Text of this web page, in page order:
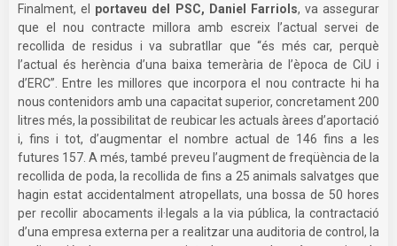
Finalment, el portaveu del PSC, Daniel Farriols, va assegurar
que el nou contracte millora amb escreix l’actual servei de
recollida de residus i va subratllar que “és més car, perquè
l’actual és herència d’una baixa temerària de l’època de CiU i
d’ERC”. Entre les millores que incorpora el nou contracte hi ha
nous contenidors amb una capacitat superior, concretament 200
litres més, la possibilitat de reubicar les actuals àrees d’aportació
i, fins i tot, d’augmentar el nombre actual de 146 fins a les
futures 157. A més, també preveu l’augment de freqüència de la
recollida de poda, la recollida de fins a 25 animals salvatges que
hagin estat accidentalment atropellats, una bossa de 50 hores
per recollir abocaments il·legals a la via pública, la contractació
d’una empresa externa per a realitzar una auditoria de control, la